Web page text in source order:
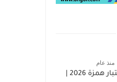
منذ عام